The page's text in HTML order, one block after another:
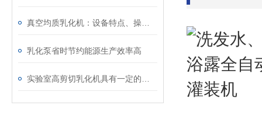
乳化泵省时节约能源生产效率高